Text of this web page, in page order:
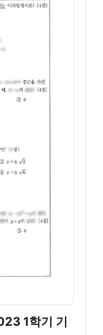
1학기 기